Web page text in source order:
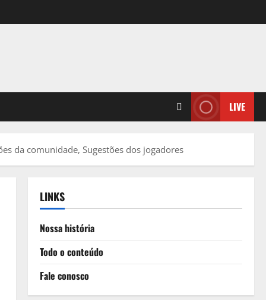
LIVE
da comunidade, Sugestões dos jogadores
LINKS
Nossa história
Todo o conteúdo
Fale conosco